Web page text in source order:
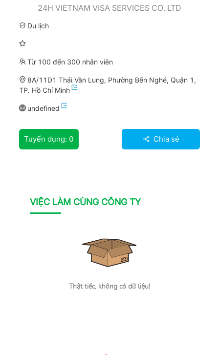
24H VIETNAM VISA SERVICES CO. LTD
Du lịch
Từ 100 đến 300 nhân viên
8A/11D1 Thái Văn Lung, Phường Bến Nghé, Quận 1,
TP. Hồ Chí Minh
undefined
Tuyển dụng: 0 Chia sẻ
VIỆC LÀM CÙNG CÔNG TY
Thật tiếc, không có dữ liệu!